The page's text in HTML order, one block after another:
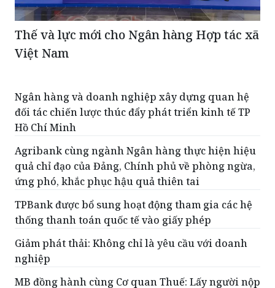
Thế và lực mới cho Ngân hàng Hợp tác xã
Việt Nam
Ngân hàng và doanh nghiệp xây dựng quan hệ
đối tác chiến lược thúc đẩy phát triển kinh tế TP
Hồ Chí Minh
Agribank cùng ngành Ngân hàng thực hiện hiệu
quả chỉ đạo của Đảng, Chính phủ về phòng ngừa,
ứng phó, khắc phục hậu quả thiên tai
TPBank được bổ sung hoạt động tham gia các hệ
thống thanh toán quốc tế vào giấy phép
Giảm phát thải: Không chỉ là yêu cầu với doanh
nghiệp
MB đồng hành cùng Cơ quan Thuế: Lấy người nộp